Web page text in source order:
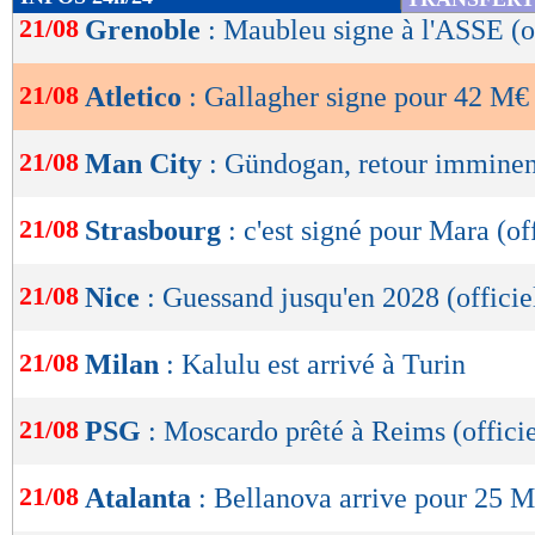
de
OK
21/08 Grenoble : Maubleu signe à l'ASSE
21/08 Atletico : Gallagher signe pour 42
21/08 Man City : Gündogan, retour
21/08 Strasbourg : c'est signé pour Mara
21/08 Nice : Guessand jusqu'en 2028
21/08 Milan : Kalulu est arrivé à Turin
21/08 PSG : Moscardo prêté à Reims
21/08 Atalanta : Bellanova arrive pour 25